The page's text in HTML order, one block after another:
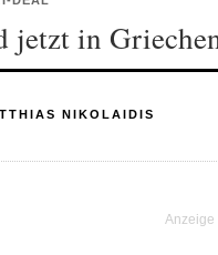
jetzt in
NIKOLAIDIS